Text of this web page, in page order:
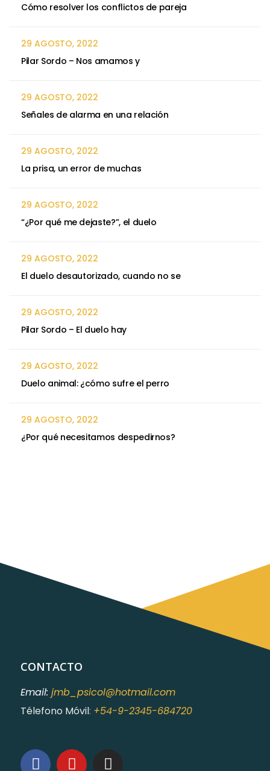
Cómo resolver los conflictos de pareja
29 AGOSTO, 2022
Pilar Sordo – Nos amamos y
29 AGOSTO, 2022
Señales de alarma en una relación
29 AGOSTO, 2022
La prisa, un error de muchas
29 AGOSTO, 2022
“¿Por qué me dejaste?”, el duelo
29 AGOSTO, 2022
El duelo desautorizado, cuando no se
29 AGOSTO, 2022
Pilar Sordo – El duelo hay
29 AGOSTO, 2022
Duelo animal: ¿cómo sufre el perro
29 AGOSTO, 2022
¿Por qué necesitamos despedirnos?
CONTACTO
Email: jmb_psicol@hotmail.com
Télefono Móvil: +54-9-2345-684720